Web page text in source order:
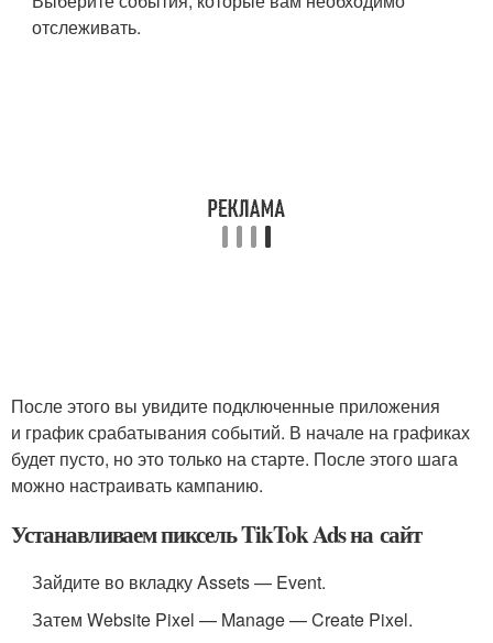
отслеживать.
После этого вы увидите подключенные приложения
и график срабатывания событий. В начале на графиках
будет пусто, но это только на старте. После этого шага
можно настраивать кампанию.
Устанавливаем пиксель TikTok Ads на сайт
Зайдите во вкладку Assets — Event.
Затем Website Pixel — Manage — Create Pixel.